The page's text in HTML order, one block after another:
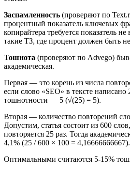
Заспамленность (проверяют по
процентный показатель ключевых
копирайтера требуется показатель
такие ТЗ, где процент должен быть
Тошнота (проверяют по Advego)
академическая.
Первая ― это корень из числа
если слово «SEO» в тексте написано
тошнотности ― 5 (√(25) = 5).
Вторая ― количество повторений
Допустим, статья состоит из 600
повторяется 25 раз. Тогда
4,1% (25 / 600 × 100 = 4,16666666667).
Оптимальными считаются 5-15%